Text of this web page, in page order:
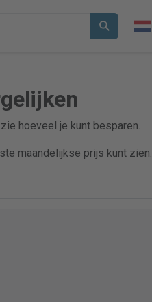
hoeveel je kunt besparen.
maandelijkse prijs kunt zien.